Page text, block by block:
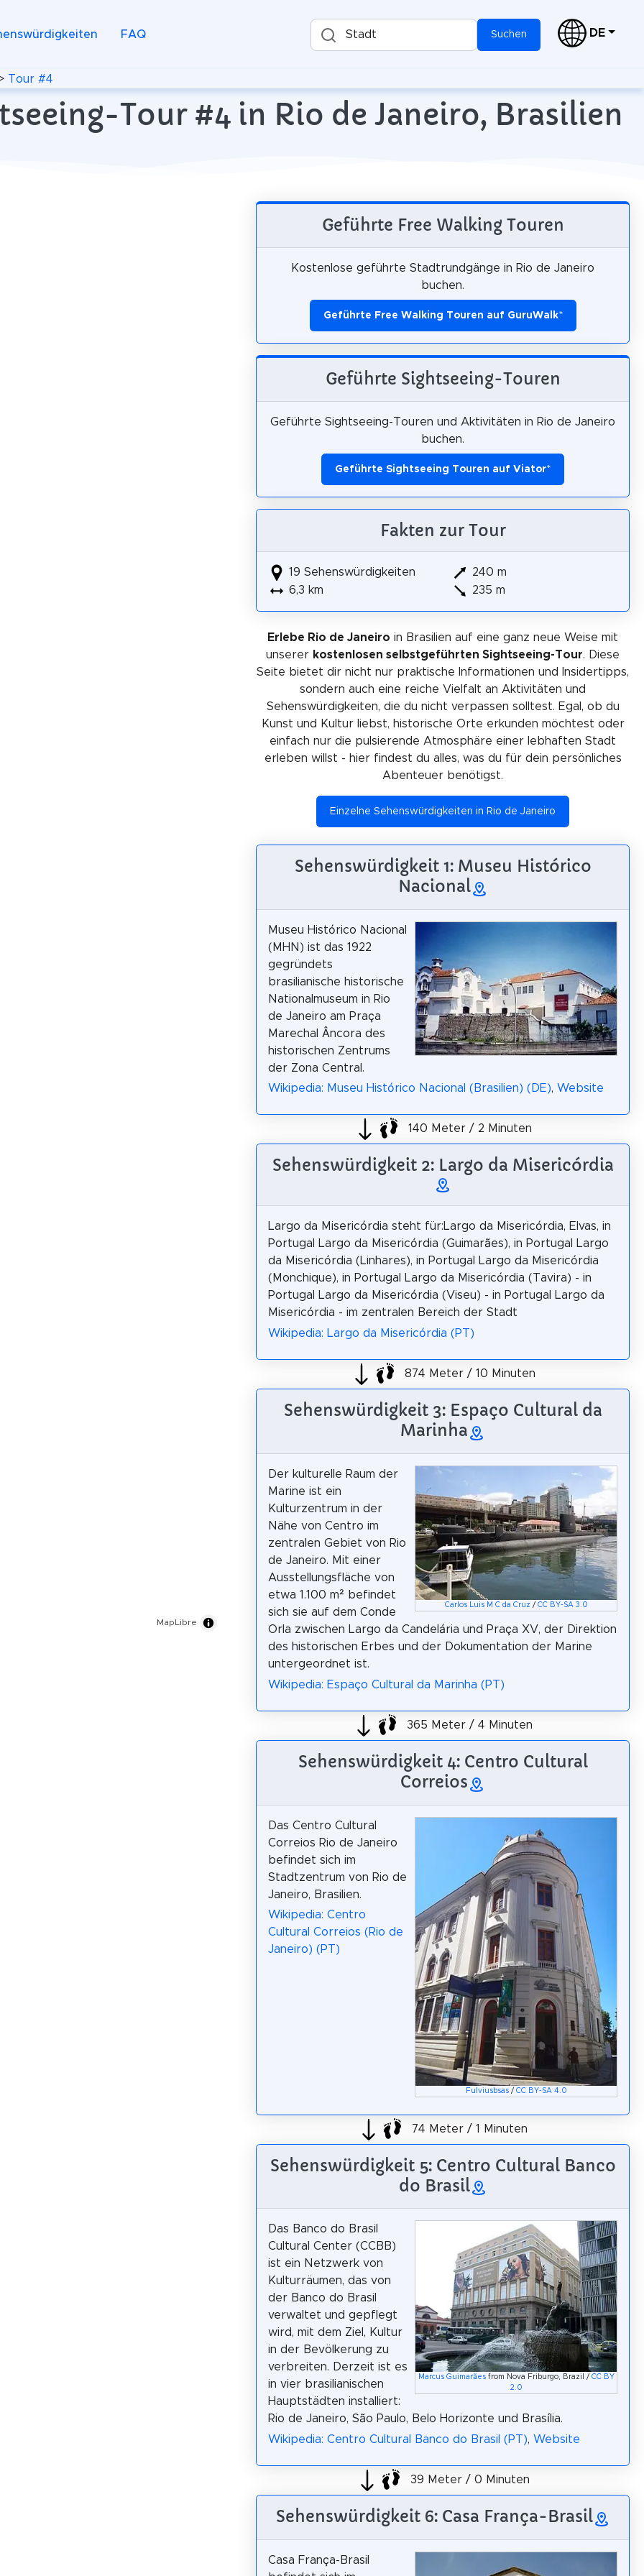
FAQ Stadt Suchen DE
Tour #4
Tour #4 in Rio de Janeiro, Brasilien
MapLibre
Geführte Free Walking Touren
Kostenlose geführte Stadtrundgänge in Rio de Janeiro
buchen.
Geführte Free Walking Touren auf GuruWalk*
Geführte Sightseeing-Touren
Geführte Sightseeing-Touren und Aktivitäten in Rio de Janeiro
buchen.
Geführte Sightseeing Touren auf Viator*
Fakten zur Tour
19 Sehenswürdigkeiten
6,3 km
240 m
235 m
Erlebe Rio de Janeiro in Brasilien auf eine ganz neue Weise mit
unserer kostenlosen selbstgeführten Sightseeing-Tour. Diese
Seite bietet dir nicht nur praktische Informationen und Insidertipps,
sondern auch eine reiche Vielfalt an Aktivitäten und
Sehenswürdigkeiten, die du nicht verpassen solltest. Egal, ob du
Kunst und Kultur liebst, historische Orte erkunden möchtest oder
einfach nur die pulsierende Atmosphäre einer lebhaften Stadt
erleben willst - hier findest du alles, was du für dein persönliches
Abenteuer benötigst.
Einzelne Sehenswürdigkeiten in Rio de Janeiro
Sehenswürdigkeit 1: Museu Histórico
Nacional
Museu Histórico Nacional
(MHN) ist das 1922
gegründets
brasilianische historische
Nationalmuseum in Rio
de Janeiro am Praça
Marechal Âncora des
historischen Zentrums
der Zona Central.
Wikipedia: Museu Histórico Nacional (Brasilien) (DE), Website
140 Meter / 2 Minuten
Sehenswürdigkeit 2: Largo da Misericórdia
Largo da Misericórdia steht für:Largo da Misericórdia, Elvas, in
Portugal Largo da Misericórdia (Guimarães), in Portugal Largo
da Misericórdia (Linhares), in Portugal Largo da Misericórdia
(Monchique), in Portugal Largo da Misericórdia (Tavira) - in
Portugal Largo da Misericórdia (Viseu) - in Portugal Largo da
Misericórdia - im zentralen Bereich der Stadt
Wikipedia: Largo da Misericórdia (PT)
874 Meter / 10 Minuten
Sehenswürdigkeit 3: Espaço Cultural da
Marinha
Carlos Luis M C da Cruz / CC BY-SA 3.0
Der kulturelle Raum der
Marine ist ein
Kulturzentrum in der
Nähe von Centro im
zentralen Gebiet von Rio
de Janeiro. Mit einer
Ausstellungsfläche von
etwa 1.100 m² befindet
sich sie auf dem Conde
Orla zwischen Largo da Candelária und Praça XV, der Direktion
des historischen Erbes und der Dokumentation der Marine
untergeordnet ist.
Wikipedia: Espaço Cultural da Marinha (PT)
365 Meter / 4 Minuten
Sehenswürdigkeit 4: Centro Cultural
Correios
Fulviusbsas/ CC BY-SA 4.0
Das Centro Cultural
Correios Rio de Janeiro
befindet sich im
Stadtzentrum von Rio de
Janeiro, Brasilien.
Wikipedia: Centro
Cultural Correios (Rio de
Janeiro) (PT)
74 Meter / 1 Minuten
Sehenswürdigkeit 5: Centro Cultural Banco
do Brasil
Marcus Guimarãesfrom Nova Friburgo, Brazil / CC BY
2.0
Das Banco do Brasil
Cultural Center (CCBB)
ist ein Netzwerk von
Kulturräumen, das von
der Banco do Brasil
verwaltet und gepflegt
wird, mit dem Ziel, Kultur
in der Bevölkerung zu
verbreiten. Derzeit ist es
in vier brasilianischen
Hauptstädten installiert:
Rio de Janeiro, São Paulo, Belo Horizonte und Brasília.
Wikipedia: Centro Cultural Banco do Brasil (PT), Website
39 Meter / 0 Minuten
Sehenswürdigkeit 6: Casa França-Brasil
Casa França-Brasil